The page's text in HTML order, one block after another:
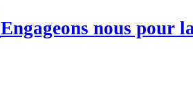
Engageons nous pour